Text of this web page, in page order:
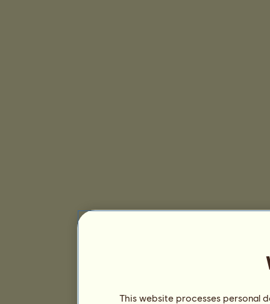
This website processes personal